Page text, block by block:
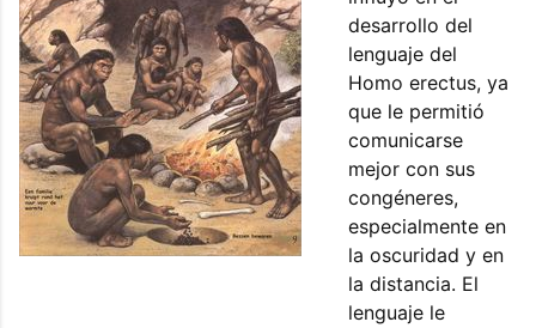
desarrollo del
lenguaje del
Homo erectus, ya
que le permitió
comunicarse
mejor con sus
congéneres,
especialmente en
la oscuridad y en
la distancia. El
lenguaje le